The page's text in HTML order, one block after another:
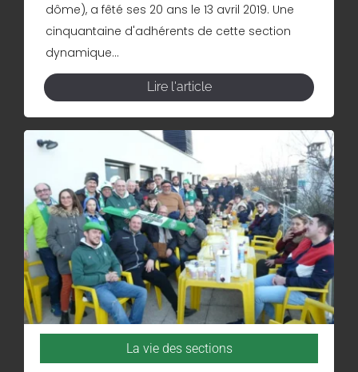
dôme), a fêté ses 20 ans le 13 avril 2019. Une
cinquantaine d'adhérents de cette section
dynamique...
Lire l'article
La vie des sections